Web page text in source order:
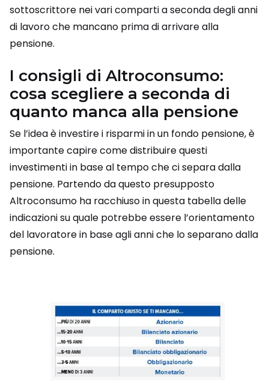
sottoscrittore nei vari comparti a seconda degli anni
di lavoro che mancano prima di arrivare alla
pensione.
I consigli di Altroconsumo:
cosa scegliere a seconda di
quanto manca alla pensione
Se l’idea è investire i risparmi in un fondo pensione, è
importante capire come distribuire questi
investimenti in base al tempo che ci separa dalla
pensione. Partendo da questo presupposto
Altroconsumo ha racchiuso in questa tabella delle
indicazioni su quale potrebbe essere l’orientamento
del lavoratore in base agli anni che lo separano dalla
pensione.